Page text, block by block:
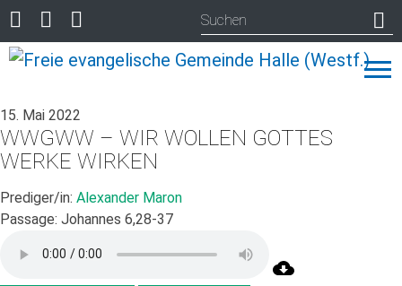
15. Mai 2022
WWGWW – WIR WOLLEN GOTTES
WERKE WIRKEN
Prediger/in: Alexander Maron
Passage: Johannes 6,28-37